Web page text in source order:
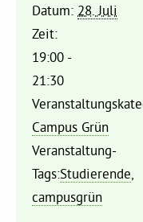
Personen
Sylvia Rietenberg,
Dorothea
Josefine Paul, MdL
Robin Korte, MdL
Datum: 28. Juli
Zeit:
19:00 -
21:30
Campus Grün
Veranstaltung-
Tags:Studierende
campusgrün